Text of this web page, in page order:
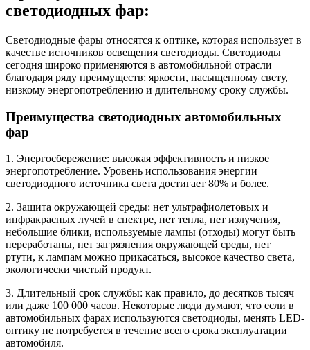
светодиодных фар:
Светодиодные фары относятся к оптике, которая использует в
качестве источников освещения светодиоды. Светодиоды
сегодня широко применяются в автомобильной отрасли
благодаря ряду преимуществ: яркости, насыщенному свету,
низкому энергопотреблению и длительному сроку службы.
Преимущества светодиодных автомобильных
фар
1. Энергосбережение: высокая эффективность и низкое
энергопотребление. Уровень использования энергии
светодиодного источника света достигает 80% и более.
2. Защита окружающей среды: нет ультрафиолетовых и
инфракрасных лучей в спектре, нет тепла, нет излучения,
небольшие блики, используемые лампы (отходы) могут быть
переработаны, нет загрязнения окружающей среды, нет
ртути, к лампам можно прикасаться, высокое качество света,
экологически чистый продукт.
3. Длительный срок службы: как правило, до десятков тысяч
или даже 100 000 часов. Некоторые люди думают, что если в
автомобильных фарах используются светодиоды, менять LED-
оптику не потребуется в течение всего срока эксплуатации
автомобиля.